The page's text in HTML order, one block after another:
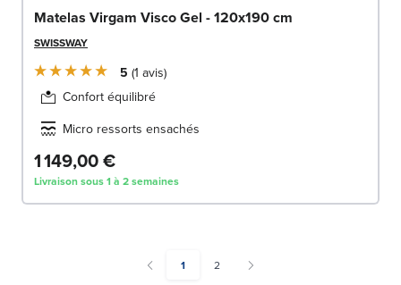
Matelas Virgam Visco Gel - 120x190 cm
SWISSWAY
5 1 avis
Confort équilibré
Micro ressorts ensachés
1 149,00 €
Livraison sous 1 à 2 semaines
You're currently reading page
1 Page
2